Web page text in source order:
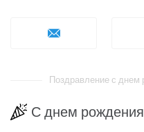
Поздравление с днем
С днем